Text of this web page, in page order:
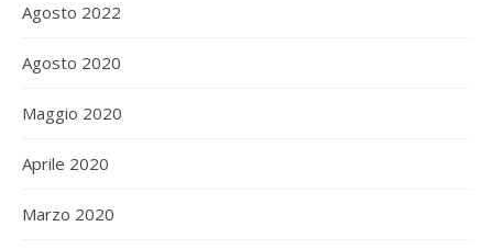
Agosto 2022
Agosto 2020
Maggio 2020
Aprile 2020
Marzo 2020